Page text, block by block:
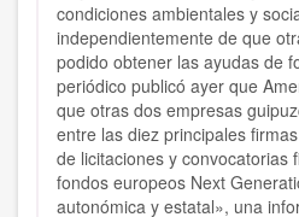
condiciones ambientales y
independientemente de que
podido obtener las ayudas de
periódico publicó ayer que
que otras dos empresas
entre las diez principales
de licitaciones y convocatorias
fondos europeos Next
autonómica y estatal», una